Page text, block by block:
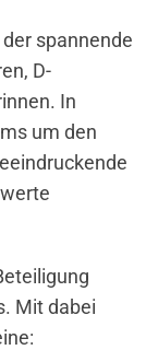
spannende
D-
In
um den
Mit dabei